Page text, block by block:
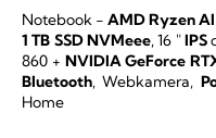
Notebook - AMD Ryzen AI
1 TB SSD NVMeee,16 "IPS
860 + NVIDIA GeForce
Bluetooth, Webkamera,
Home